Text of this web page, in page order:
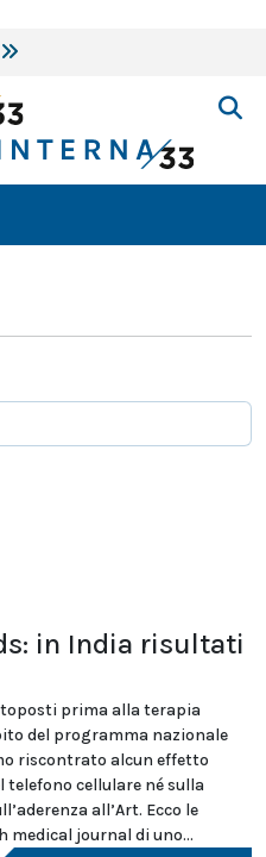
in India risultati
prima alla terapia
del programma nazionale
riscontrato alcun effetto
cellulare né sulla
all’Art. Ecco le
journal di uno...